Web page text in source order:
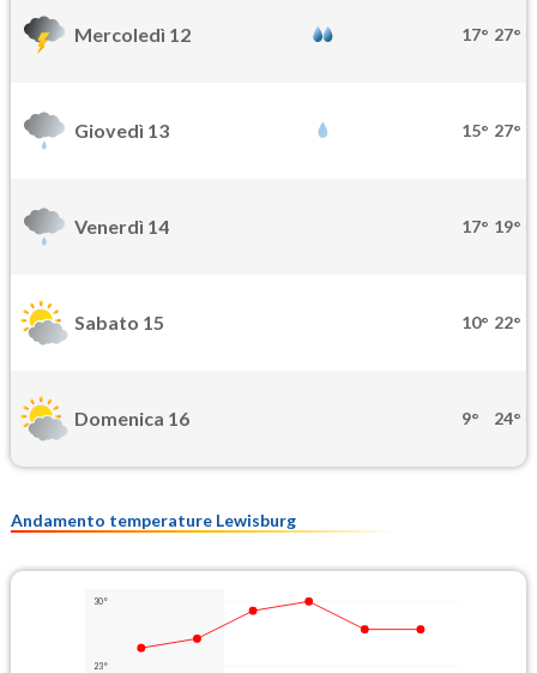
Mercoledì 12 17° 27°
Giovedì 13 15° 27°
Venerdì 14 17° 19°
Sabato 15 10° 22°
Domenica 16 9° 24°
Andamento temperature Lewisburg
30°
23°